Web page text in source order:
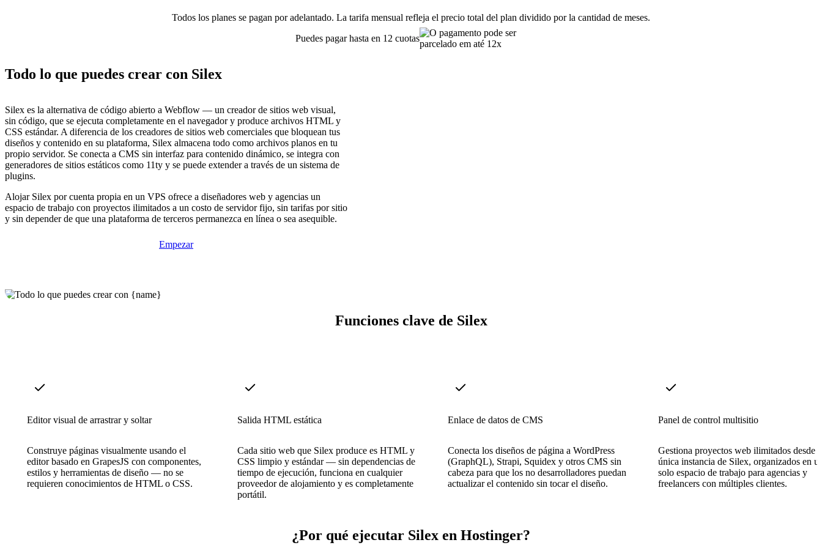
Todos los planes se pagan por adelantado. La tarifa mensual refleja el precio total del plan dividido por la cantidad de meses.
Puedes pagar hasta en 12 cuotas
Todo lo que puedes crear con Silex
Silex es la alternativa de código abierto a Webflow — un creador de sitios web visual,
sin código, que se ejecuta completamente en el navegador y produce archivos HTML y
CSS estándar. A diferencia de los creadores de sitios web comerciales que bloquean tus
diseños y contenido en su plataforma, Silex almacena todo como archivos planos en tu
propio servidor. Se conecta a CMS sin interfaz para contenido dinámico, se integra con
generadores de sitios estáticos como 11ty y se puede extender a través de un sistema de
plugins.
Alojar Silex por cuenta propia en un VPS ofrece a diseñadores web y agencias un
espacio de trabajo con proyectos ilimitados a un costo de servidor fijo, sin tarifas por sitio
y sin depender de que una plataforma de terceros permanezca en línea o sea asequible.
Empezar
Funciones clave de Silex
Editor visual de arrastrar y soltar
Construye páginas visualmente usando el
editor basado en GrapesJS con componentes,
estilos y herramientas de diseño — no se
requieren conocimientos de HTML o CSS.
Salida HTML estática
Cada sitio web que Silex produce es HTML y
CSS limpio y estándar — sin dependencias de
tiempo de ejecución, funciona en cualquier
proveedor de alojamiento y es completamente
portátil.
Enlace de datos de CMS
Conecta los diseños de página a WordPress
(GraphQL), Strapi, Squidex y otros CMS sin
cabeza para que los no desarrolladores puedan
actualizar el contenido sin tocar el diseño.
Panel de control multisitio
Gestiona proyectos web ilimitados desde
única instancia de Silex, organizados en
solo espacio de trabajo para agencias y
freelancers con múltiples clientes.
¿Por qué ejecutar Silex en Hostinger?